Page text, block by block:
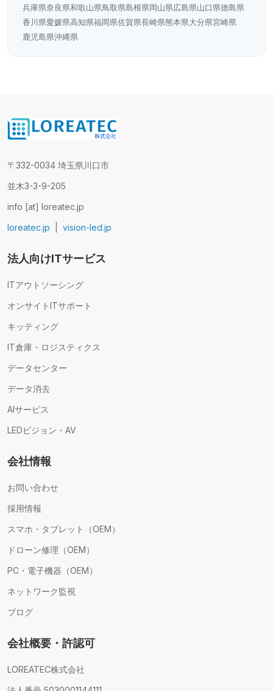
兵庫県‎‎‎奈良県‎‎‎‎‎‎‎和歌山県‎‎‎‎‎‎‎鳥取県‎‎‎‎‎‎‎‎島根県‎‎‎‎‎‎‎岡山県‎‎広島県山口県‎‎‎‎‎‎‎‎‎徳島県
‎‎‎‎‎‎‎香川県‎‎愛媛県‎‎‎‎‎‎‎‎高知県‎‎‎‎‎‎‎福岡県佐賀県‎‎‎‎‎‎‎長崎県‎‎‎熊本県‎‎‎大分県‎‎宮崎県‎
‎‎‎鹿児島県‎‎‎‎沖縄県‎‎
〒332-0034 埼玉県川口市
並木3-3-9-205
info [at] loreatec.jp
loreatec.jp
vision-led.jp
法人向けITサービス
ITアウトソーシング
オンサイトITサポート
キッティング
IT倉庫・ロジスティクス
データセンター
データ消去
AIサービス
LEDビジョン・AV
会社情報
お問い合わせ
採用情報
スマホ・タブレット（OEM）
ドローン修理（OEM）
PC・電子機器（OEM）
ネットワーク監視
ブログ
会社概要・許認可
LOREATEC株式会社